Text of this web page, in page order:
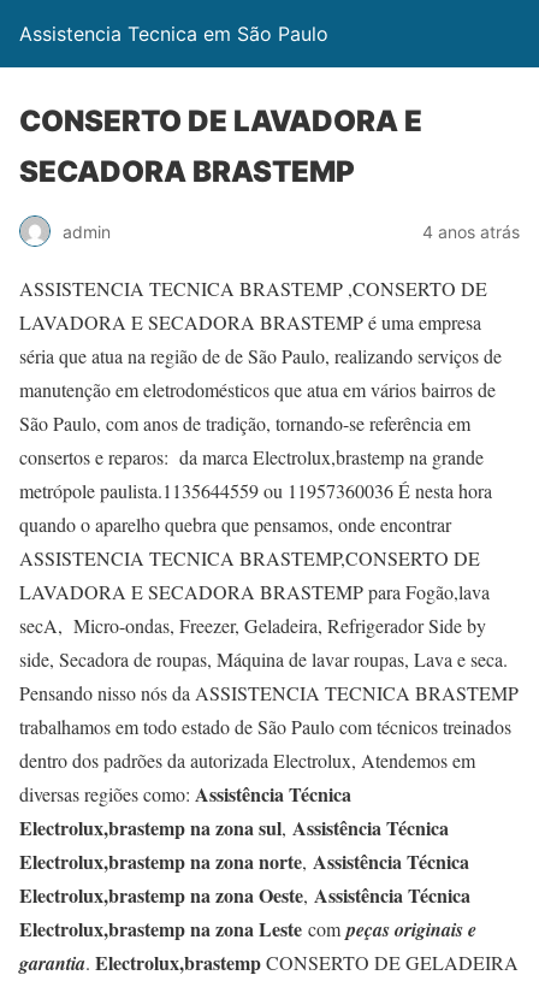
Assistencia Tecnica em São Paulo
CONSERTO DE LAVADORA E
SECADORA BRASTEMP
admin 4 anos atrás
ASSISTENCIA TECNICA BRASTEMP ,CONSERTO DE
LAVADORA E SECADORA BRASTEMP é uma empresa
séria que atua na região de de São Paulo, realizando serviços de
manutenção em eletrodomésticos que atua em vários bairros de
São Paulo, com anos de tradição, tornando-se referência em
consertos e reparos: da marca Electrolux,brastemp na grande
metrópole paulista.1135644559 ou 11957360036 É nesta hora
quando o aparelho quebra que pensamos, onde encontrar
ASSISTENCIA TECNICA BRASTEMP,CONSERTO DE
LAVADORA E SECADORA BRASTEMP para Fogão,lava
secA, Micro-ondas, Freezer, Geladeira, Refrigerador Side by
side, Secadora de roupas, Máquina de lavar roupas, Lava e seca.
Pensando nisso nós da ASSISTENCIA TECNICA BRASTEMP
trabalhamos em todo estado de São Paulo com técnicos treinados
dentro dos padrões da autorizada Electrolux, Atendemos em
diversas regiões como: Assistência Técnica
Electrolux,brastemp na zona sul, Assistência Técnica
Electrolux,brastemp na zona norte, Assistência Técnica
Electrolux,brastemp na zona Oeste, Assistência Técnica
Electrolux,brastemp na zona Leste com peças originais e
garantia. Electrolux,brastempCONSERTO DE GELADEIRA